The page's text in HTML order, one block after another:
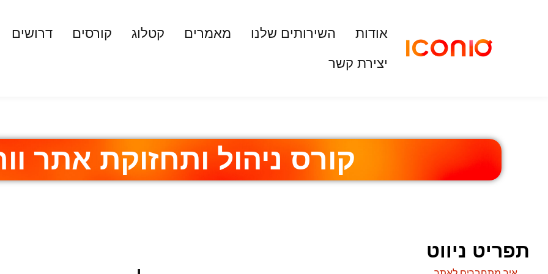
אודות השירותים שלנו מאמרים קטלוג קורסים
דרושים
יצירת קשר
קורס ניהול ותחזוקת אתר
תפריט ניווט